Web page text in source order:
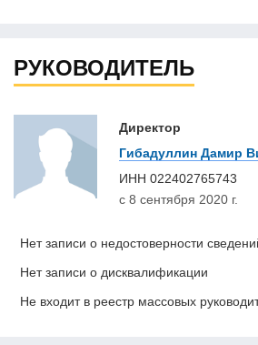
РУКОВОДИТЕЛЬ
Директор
Гибадуллин Дамир
ИНН 022402765743
с 8 сентября 2020 г.
Нет записи о недостоверности
Нет записи о дисквалификации
Не входит в реестр массовых